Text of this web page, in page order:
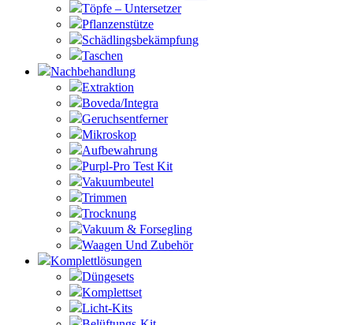
Töpfe – Untersetzer
Pflanzenstütze
Schädlingsbekämpfung
Taschen
Nachbehandlung
Extraktion
Boveda/Integra
Geruchsentferner
Mikroskop
Aufbewahrung
Purpl-Pro Test Kit
Vakuumbeutel
Trimmen
Trocknung
Vakuum & Forsegling
Waagen Und Zubehör
Komplettlösungen
Düngesets
Komplettset
Licht-Kits